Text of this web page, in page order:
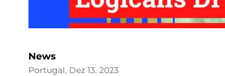
News
Portugal, Dez 13, 2023